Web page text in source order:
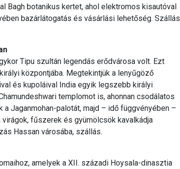
Bagh botanikus kertet, ahol elektromos kisautóval
bazárlátogatás és vásárlási lehetőség. Szállás
Tipu szultán legendás erődvárosa volt. Ezt
központjába. Megtekintjük a lenyűgöző
és kupoláival India egyik legszebb királyi
templomot is, ahonnan csodálatos
a Jaganmohan-palotát, majd – idő függvényében –
fűszerek és gyümölcsök kavalkádja
Hassan városába, szállás.
amelyek a XII. századi Hoysala-dinasztia